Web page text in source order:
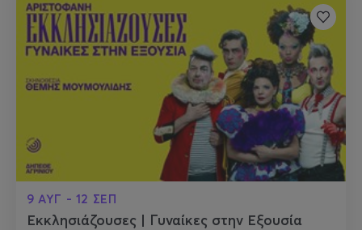
9 ΑΥΓ - 12 ΣΕΠ
Εκκλησιάζουσες | Γυναίκες στην Εξουσία